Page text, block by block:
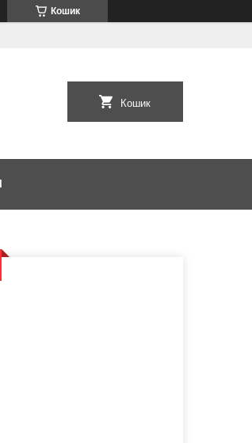
Кошик
Кошик